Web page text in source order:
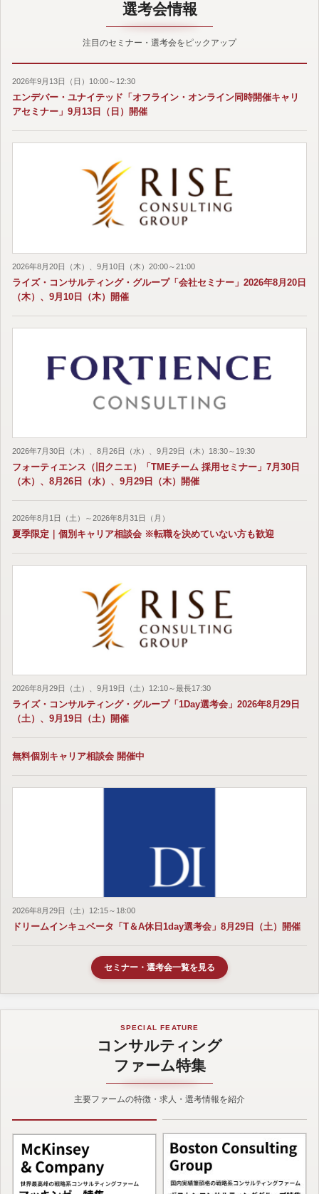
選考会情報
注目のセミナー・選考会をピックアップ
2026年9月13日（日）10:00～12:30
エンデバー・ユナイテッド「オフライン・オンライン同時開催キャリ
アセミナー」9月13日（日）開催
2026年8月20日（木）、9月10日（木）20:00～21:00
ライズ・コンサルティング・グループ「会社セミナー」2026年8月20日
（木）、9月10日（木）開催
2026年7月30日（木）、8月26日（水）、9月29日（木）18:30～19:30
フォーティエンス（旧クニエ）「TMEチーム 採用セミナー」7月30日
（木）、8月26日（水）、9月29日（木）開催
2026年8月1日（土）～2026年8月31日（月）
夏季限定｜個別キャリア相談会 ※転職を決めていない方も歓迎
2026年8月29日（土）、9月19日（土）12:10～最長17:30
ライズ・コンサルティング・グループ「1Day選考会」2026年8月29日
（土）、9月19日（土）開催
無料個別キャリア相談会 開催中
2026年8月29日（土）12:15～18:00
ドリームインキュベータ「T＆A休日1day選考会」8月29日（土）開催
セミナー・選考会一覧を見る
SPECIAL FEATURE
コンサルティング
ファーム特集
主要ファームの特徴・求人・選考情報を紹介